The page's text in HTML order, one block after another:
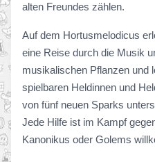
alten Freundes zählen.
Auf dem Hortusmelodicus
eine Reise durch die Musik
musikalischen Pflanzen und
spielbaren Heldinnen und
von fünf neuen Sparks
Jede Hilfe ist im Kampf
Kanonikus oder Golems